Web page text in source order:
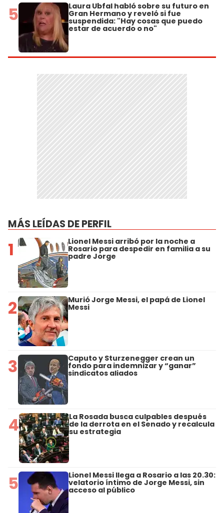
5 Laura Ubfal habló sobre su futuro en
Gran Hermano y reveló si fue
suspendida: "Hay cosas que puedo
estar de acuerdo o no"
MÁS LEÍDAS DE PERFIL
1 Lionel Messi arribó por la noche a
Rosario para despedir en familia a su
padre Jorge
2 Murió Jorge Messi, el papá de Lionel
Messi
3 Caputo y Sturzenegger crean un
fondo para indemnizar y “ganar”
sindicatos aliados
4 La Rosada busca culpables después
de la derrota en el Senado y recalcula
su estrategia
5 Lionel Messi llega a Rosario a las 20.30:
velatorio íntimo de Jorge Messi, sin
acceso al público